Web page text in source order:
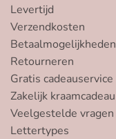
Levertijd
Verzendkosten
Betaalmogelijkheden
Retourneren
Gratis cadeauservice
Zakelijk kraamcadeau
Veelgestelde vragen
Lettertypes